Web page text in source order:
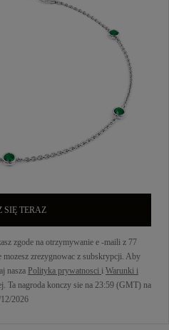
SIĘ TERAZ
zgode na otrzymywanie e -maili z 77
zrezygnowac z subskrypcji. Aby
nasza Polityka prywatnosci i Warunki i
Ta nagroda konczy sie na 23:59 (GMT) na
2026